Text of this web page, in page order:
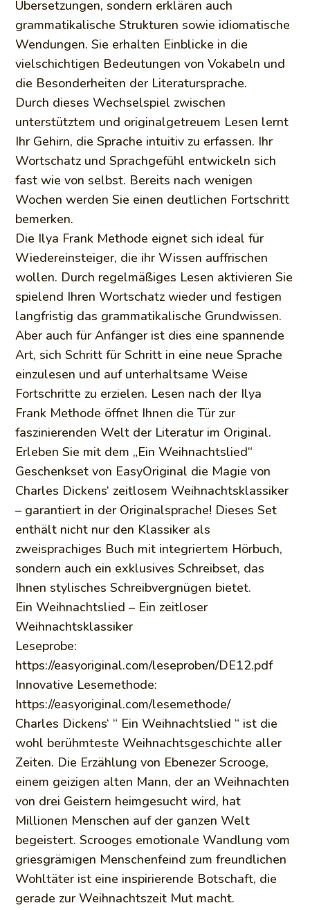
Übersetzungen, sondern erklären auch
grammatikalische Strukturen sowie idiomatische
Wendungen. Sie erhalten Einblicke in die
vielschichtigen Bedeutungen von Vokabeln und
die Besonderheiten der Literatursprache.
Durch dieses Wechselspiel zwischen
unterstütztem und originalgetreuem Lesen lernt
Ihr Gehirn, die Sprache intuitiv zu erfassen. Ihr
Wortschatz und Sprachgefühl entwickeln sich
fast wie von selbst. Bereits nach wenigen
Wochen werden Sie einen deutlichen Fortschritt
bemerken.
Die Ilya Frank Methode eignet sich ideal für
Wiedereinsteiger, die ihr Wissen auffrischen
wollen. Durch regelmäßiges Lesen aktivieren Sie
spielend Ihren Wortschatz wieder und festigen
langfristig das grammatikalische Grundwissen.
Aber auch für Anfänger ist dies eine spannende
Art, sich Schritt für Schritt in eine neue Sprache
einzulesen und auf unterhaltsame Weise
Fortschritte zu erzielen. Lesen nach der Ilya
Frank Methode öffnet Ihnen die Tür zur
faszinierenden Welt der Literatur im Original.
Erleben Sie mit dem „Ein Weihnachtslied“
Geschenkset von EasyOriginal die Magie von
Charles Dickens‘ zeitlosem Weihnachtsklassiker
– garantiert in der Originalsprache! Dieses Set
enthält nicht nur den Klassiker als
zweisprachiges Buch mit integriertem Hörbuch,
sondern auch ein exklusives Schreibset, das
Ihnen stylisches Schreibvergnügen bietet.
Ein Weihnachtslied – Ein zeitloser
Weihnachtsklassiker
Leseprobe:
https://easyoriginal.com/leseproben/DE12.pdf
Innovative Lesemethode:
https://easyoriginal.com/lesemethode/
Charles Dickens‘ “ Ein Weihnachtslied “ ist die
wohl berühmteste Weihnachtsgeschichte aller
Zeiten. Die Erzählung von Ebenezer Scrooge,
einem geizigen alten Mann, der an Weihnachten
von drei Geistern heimgesucht wird, hat
Millionen Menschen auf der ganzen Welt
begeistert. Scrooges emotionale Wandlung vom
griesgrämigen Menschenfeind zum freundlichen
Wohltäter ist eine inspirierende Botschaft, die
gerade zur Weihnachtszeit Mut macht.